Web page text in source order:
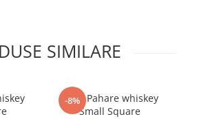
SIMILARE
-8%
Set 4 Pahare whiskey
Small Square